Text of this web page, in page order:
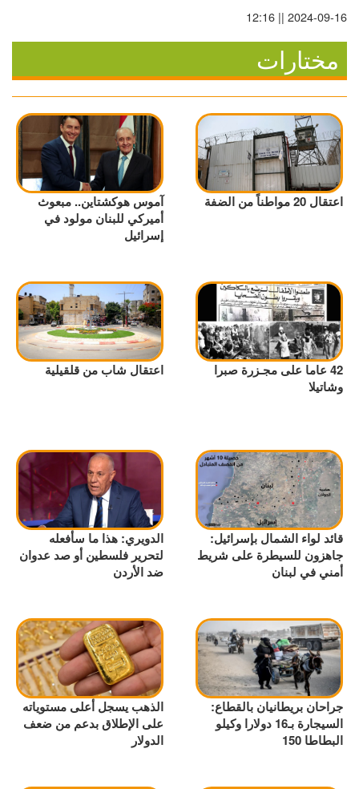
2024-09-16 || 12:16
مختارات
اعتقال 20 مواطناً من الضفة
آموس هوكشتاين.. مبعوث
أميركي للبنان مولود في
إسرائيل
42 عاما على مجـزرة صبرا
وشاتيلا
اعتقال شاب من قلقيلية
قائد لواء الشمال بإسرائيل:
جاهزون للسيطرة على شريط
أمني في لبنان
الدويري: هذا ما سأفعله
لتحرير فلسطين أو صد عدوان
ضد الأردن
جراحان بريطانيان بالقطاع:
السيجارة بـ16 دولارا وكيلو
البطاطا 150
الذهب يسجل أعلى مستوياته
على الإطلاق بدعم من ضعف
الدولار